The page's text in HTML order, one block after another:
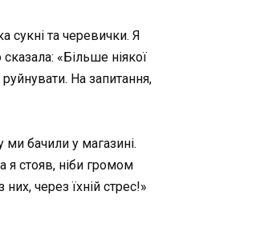
сукні та черевички. Я
«Більше ніякої
На запитання,
бачили у магазині.
я стояв, ніби громом
через їхній стрес!»